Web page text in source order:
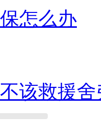
怎么办
该救援舍